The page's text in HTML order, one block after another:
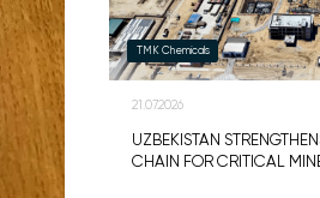
TMK Chemicals
21.07.2026
UZBEKISTAN
CHAIN FOR CRITICAL